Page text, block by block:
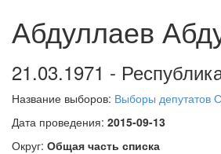
Абдуллаев
21.03.1971 -
Название выборов: Выборы депутатов
Дата проведения: 2015-09-13
Округ: Общая часть списка